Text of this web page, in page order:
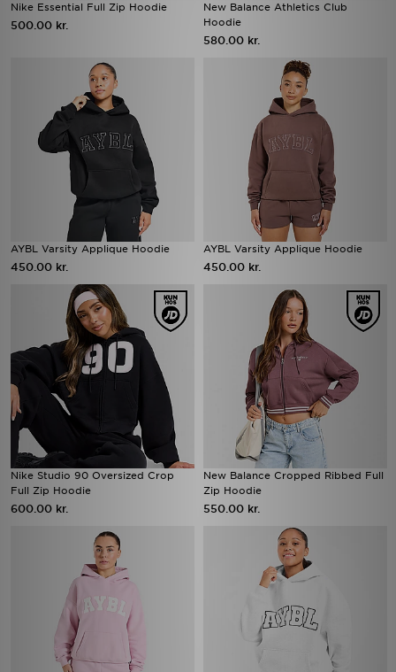
Nike Essential Full Zip Hoodie
500.00 kr.
New Balance Athletics Club
Hoodie
580.00 kr.
AYBL Varsity Applique Hoodie
450.00 kr.
AYBL Varsity Applique Hoodie
450.00 kr.
Nike Studio 90 Oversized Crop
Full Zip Hoodie
600.00 kr.
New Balance Cropped Ribbed Full
Zip Hoodie
550.00 kr.